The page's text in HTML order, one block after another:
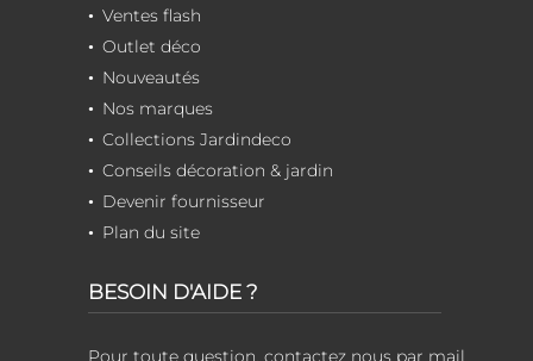
Ventes flash
Outlet déco
Nouveautés
Nos marques
Collections Jardindeco
Conseils décoration & jardin
Devenir fournisseur
Plan du site
BESOIN D'AIDE ?
Pour toute question, contactez nous par mail